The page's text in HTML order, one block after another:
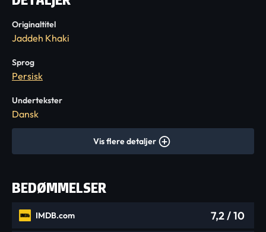
Originaltitel
Jaddeh Khaki
Sprog
Persisk
Undertekster
Dansk
Vis flere detaljer
BEDØMMELSER
IMDB.com 7,2/ 10